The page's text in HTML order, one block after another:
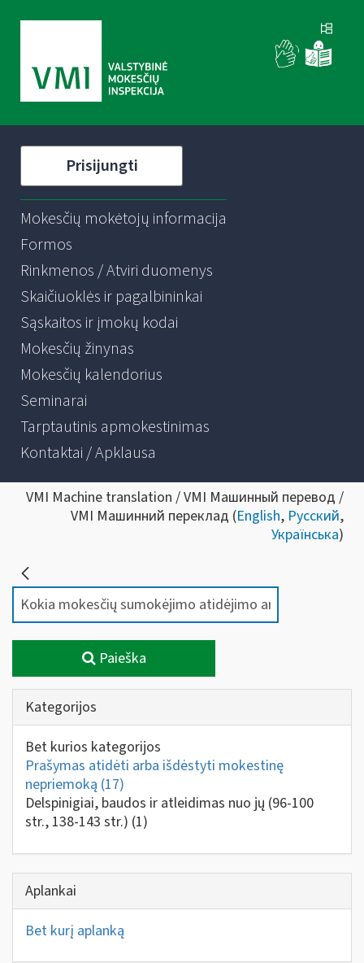
Prisijungti
Mokesčių mokėtojų informacija
Formos
Rinkmenos / Atviri duomenys
Skaičiuoklės ir pagalbininkai
Sąskaitos ir įmokų kodai
Mokesčių žinynas
Mokesčių kalendorius
Seminarai
Tarptautinis apmokestinimas
Kontaktai / Apklausa
VMI Machine translation / VMI Машинный перевод /
VMI Машинний переклад (English, Русский,
Українська)
Paieška
Kategorijos
Bet kurios kategorijos
Prašymas atidėti arba išdėstyti mokestinę
nepriemoką (17)
Delspinigiai, baudos ir atleidimas nuo jų (96-100
str., 138-143 str.) (1)
Aplankai
Bet kurį aplanką